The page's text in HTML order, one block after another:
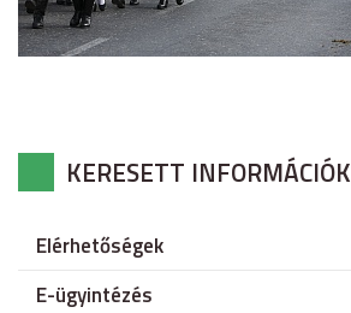
KERESETT INFORMÁCIÓK
Elérhetőségek
E-ügyintézés